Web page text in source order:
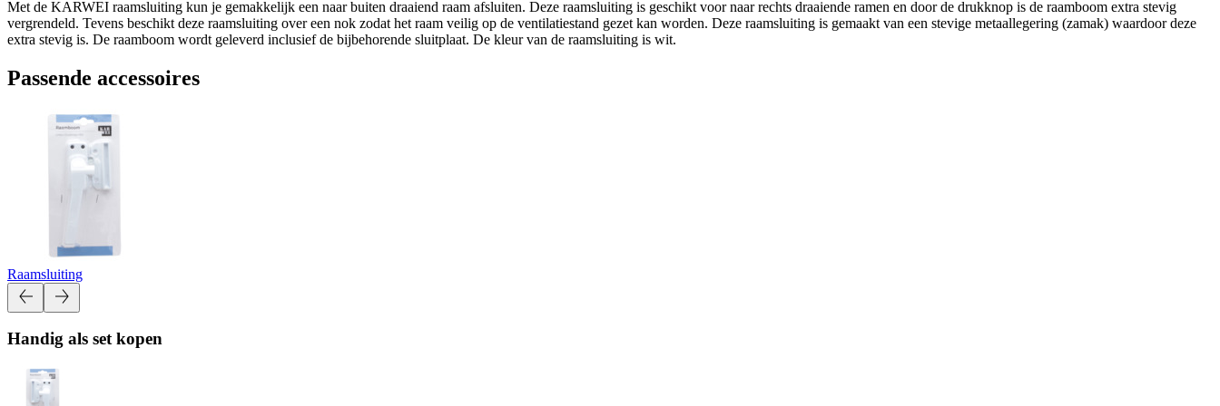
Met de KARWEI raamsluiting kun je gemakkelijk een naar buiten draaiend raam afsluiten. Deze raamsluiting is geschikt voor naar rechts draaiende ramen en door de drukknop is de raamboom extra stevig
vergrendeld. Tevens beschikt deze raamsluiting over een nok zodat het raam veilig op de ventilatiestand gezet kan worden. Deze raamsluiting is gemaakt van een stevige metaallegering (zamak) waardoor deze
extra stevig is. De raamboom wordt geleverd inclusief de bijbehorende sluitplaat. De kleur van de raamsluiting is wit.
Passende accessoires
Raamsluiting
Handig als set kopen